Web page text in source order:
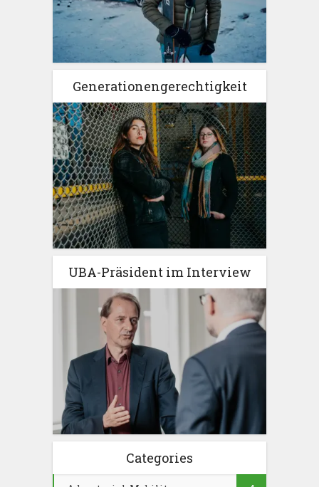
Generationengerechtigkeit
UBA-Präsident im Interview
Categories